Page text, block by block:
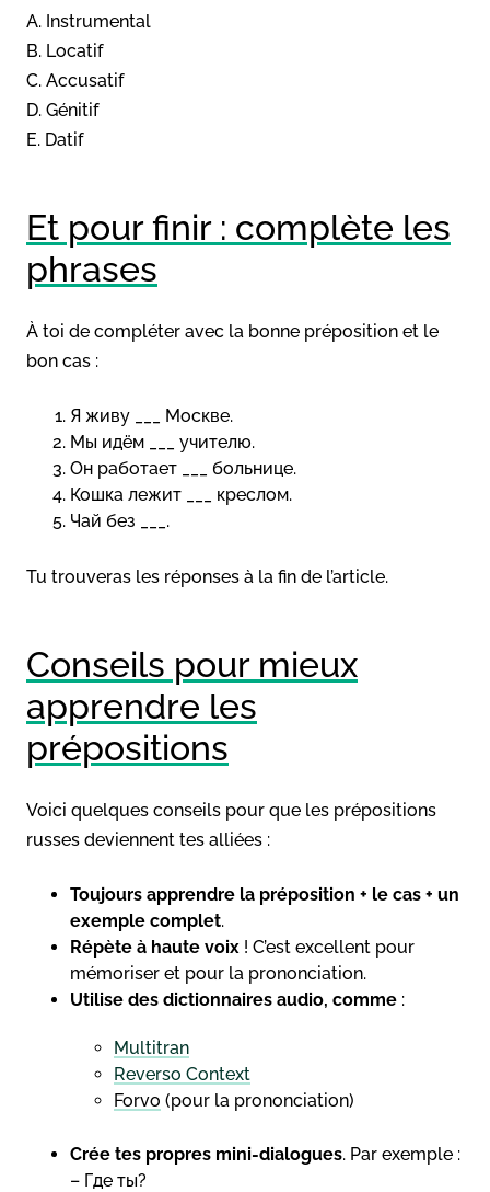
A. Instrumental
B. Locatif
C. Accusatif
D. Génitif
E. Datif
Et pour finir : complète les
phrases
À toi de compléter avec la bonne préposition et le
bon cas :
Я живу ___ Москве.
Мы идём ___ учителю.
Он работает ___ больнице.
Кошка лежит ___ креслом.
Чай без ___.
Tu trouveras les réponses à la fin de l’article.
Conseils pour mieux
apprendre les
prépositions
Voici quelques conseils pour que les prépositions
russes deviennent tes alliées :
Toujours apprendre la préposition + le cas + un
exemple complet.
Répète à haute voix ! C’est excellent pour
mémoriser et pour la prononciation.
Utilise des dictionnaires audio, comme :
Multitran
Reverso Context
Forvo (pour la prononciation)
Crée tes propres mini-dialogues. Par exemple :
– Где ты?